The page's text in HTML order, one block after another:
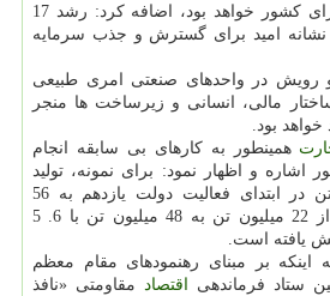
خوبی از نظر اقتصادی برای كشور خواهد بود، اضافه كرد: رشد 17
امید برای گسترش و جذب سرمایه
در واحدهای صنعتی امری طبیعی
مالی، انسانی و زیرساخت ها منجر
بود.
همینطور به كارهای بی سابقه انجام
اشاره و اظهار نمود: برای نمونه، تولید
كنسانتره از 28 میلیون تن در ابتدای فعالیت دولت یازدهم به 56
میلیون تن و تولید فولاد از 22 میلیون تن به 48 میلیون تن با 6. 5
یافته است.
اینكه بر مبنای رهنمودهای مقام معظم
ستاد فرماندهی اقتصاد
مقاومتی «نافذ